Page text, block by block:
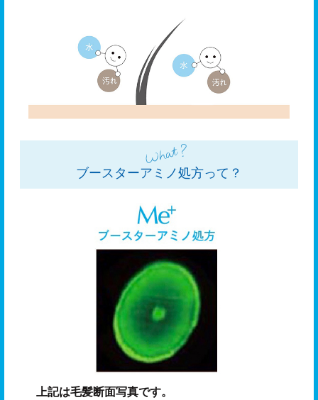
ブースターアミノ処方って？
上記は毛髪断面写真です。